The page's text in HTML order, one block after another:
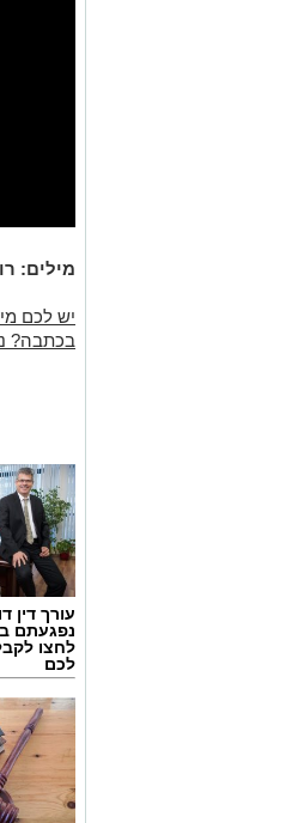
מילים:
יש לכם
בכתבה?
עורך דין
נפגעתם
לחצו
לכם